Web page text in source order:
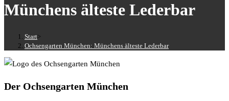
Münchens älteste Lederbar
Start>
Ochsengarten München: Münchens älteste Lederbar
Der Ochsengarten München